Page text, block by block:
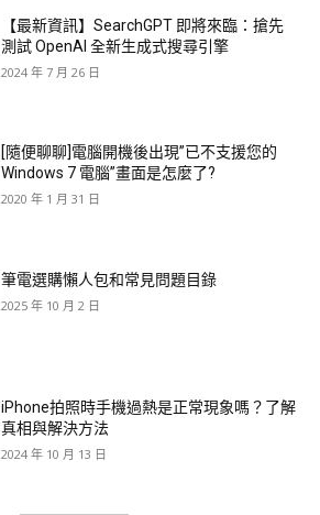
【最新資訊】SearchGPT 即將來臨：搶先
測試 OpenAI 全新生成式搜尋引擎
2024 年 7 月 26 日
[隨便聊聊]電腦開機後出現”已不支援您的
Windows 7 電腦”畫面是怎麼了?
2020 年 1 月 31 日
筆電選購懶人包和常見問題目錄
2025 年 10 月 2 日
iPhone拍照時手機過熱是正常現象嗎？了解
真相與解決方法
2024 年 10 月 13 日